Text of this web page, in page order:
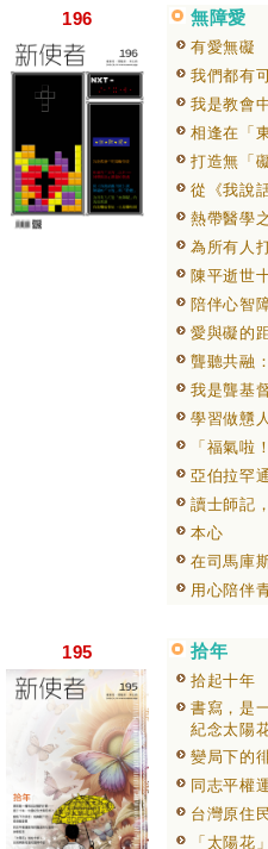
196 無障愛
有愛無礙
我們都有
我是教會
相逢在「
打造無「
從《我說
熱帶醫學
為所有人
陳平逝世
陪伴心智
愛與礙的
聾聽共融
我是聾基
學習做戇
「福氣啦
亞伯拉罕
讀士師記
本心
在司馬庫
用心陪伴
195 拾年
拾起十年
書寫，是
紀念太陽
變局下的
同志平權
台灣原住
「太陽花